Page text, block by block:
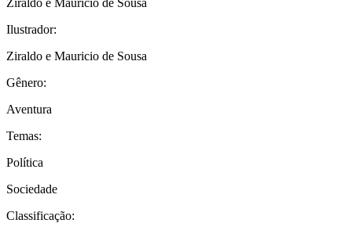
Ilustrador:
Ziraldo e Mauricio de Sousa
Gênero:
Aventura
Temas:
Política
Sociedade
Classificação: